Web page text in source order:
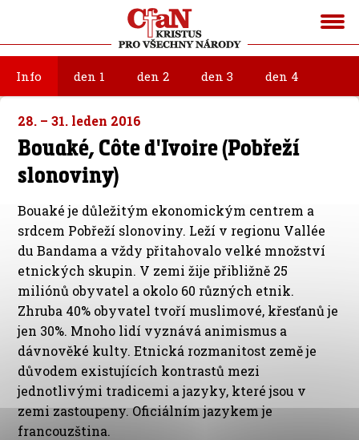
Info den 1 den 2 den 3 den 4
28. – 31. leden 2016
Bouaké, Côte d'Ivoire (Pobřeží
slonoviny)
Bouaké je důležitým ekonomickým centrem a
srdcem Pobřeží slonoviny. Leží v regionu Vallée
du Bandama a vždy přitahovalo velké množství
etnických skupin. V zemi žije přibližně 25
miliónů obyvatel a okolo 60 různých etnik.
Zhruba 40% obyvatel tvoří muslimové, křesťanů je
jen 30%. Mnoho lidí vyznává animismus a
dávnověké kulty. Etnická rozmanitost země je
důvodem existujících kontrastů mezi
jednotlivými tradicemi a jazyky, které jsou v
zemi zastoupeny. Oficiálním jazykem je
francouzština.